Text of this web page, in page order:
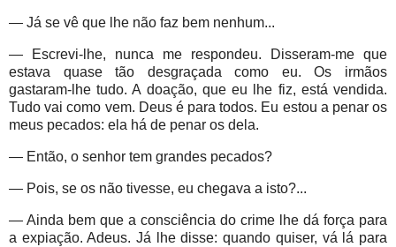
— Já se vê que lhe não faz bem nenhum...
— Escrevi-lhe, nunca me respondeu. Disseram-me que
estava quase tão desgraçada como eu. Os irmãos
gastaram-lhe tudo. A doação, que eu lhe fiz, está vendida.
Tudo vai como vem. Deus é para todos. Eu estou a penar os
meus pecados: ela há de penar os dela.
— Então, o senhor tem grandes pecados?
— Pois, se os não tivesse, eu chegava a isto?...
— Ainda bem que a consciência do crime lhe dá força para
a expiação. Adeus. Já lhe disse: quando quiser, vá lá para